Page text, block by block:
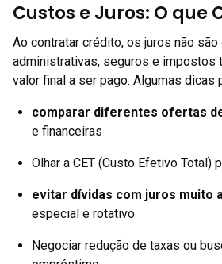
Custos e Juros: O que
Ao contratar crédito, os juros não são
administrativas, seguros e impostos
valor final a ser pago. Algumas dicas
comparar diferentes ofertas
e financeiras
Olhar a CET (Custo Efetivo Total)
evitar dívidas com juros muito
especial e rotativo
Negociar redução de taxas ou